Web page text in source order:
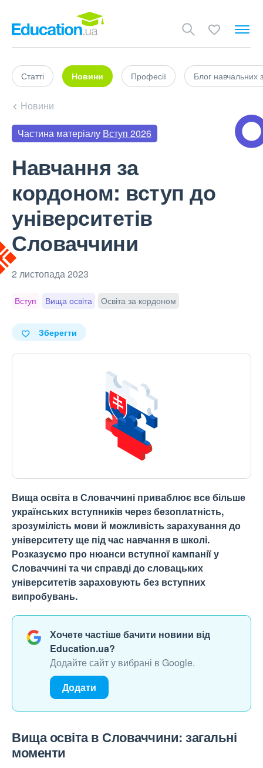
Статті Новини Професії Блог навчальних
Новини
Частина матеріалу Вступ 2026
Навчання за
кордоном: вступ до
університетів
Словаччини
2 листопада 2023
Вступ Вища освіта Освіта за кордоном
Зберегти
Вища освіта в Словаччині приваблює все більше
українських вступників через безоплатність,
зрозумілість мови й можливість зарахування до
університету ще під час навчання в школі.
Розказуємо про нюанси вступної кампанії у
Словаччині та чи справді до словацьких
університетів зараховують без вступних
випробувань.
Хочете частіше бачити новини від
Education.ua?
Додайте сайт у вибрані в Google.
Додати
Вища освіта в Словаччини: загальні
моменти